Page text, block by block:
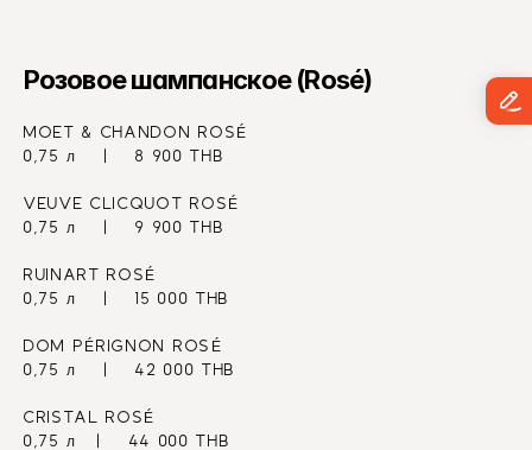
Розовое шампанское (Rosé)
MOET & CHANDON ROSÉ
0,75 л    |    8 900 THB
VEUVE CLICQUOT ROSÉ
0,75 л    |    9 900 THB
RUINART ROSÉ
0,75 л    |    15 000 THB
DOM PÉRIGNON ROSÉ
0,75 л    |    42 000 THB
CRISTAL ROSÉ
0,75 л   |    44 000 THB